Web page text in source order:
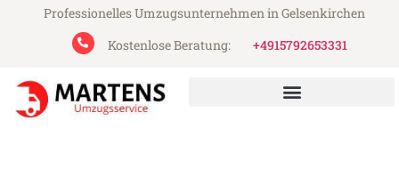
Professionelles Umzugsunternehmen in Gelsenkirchen
Kostenlose Beratung:
+4915792653331